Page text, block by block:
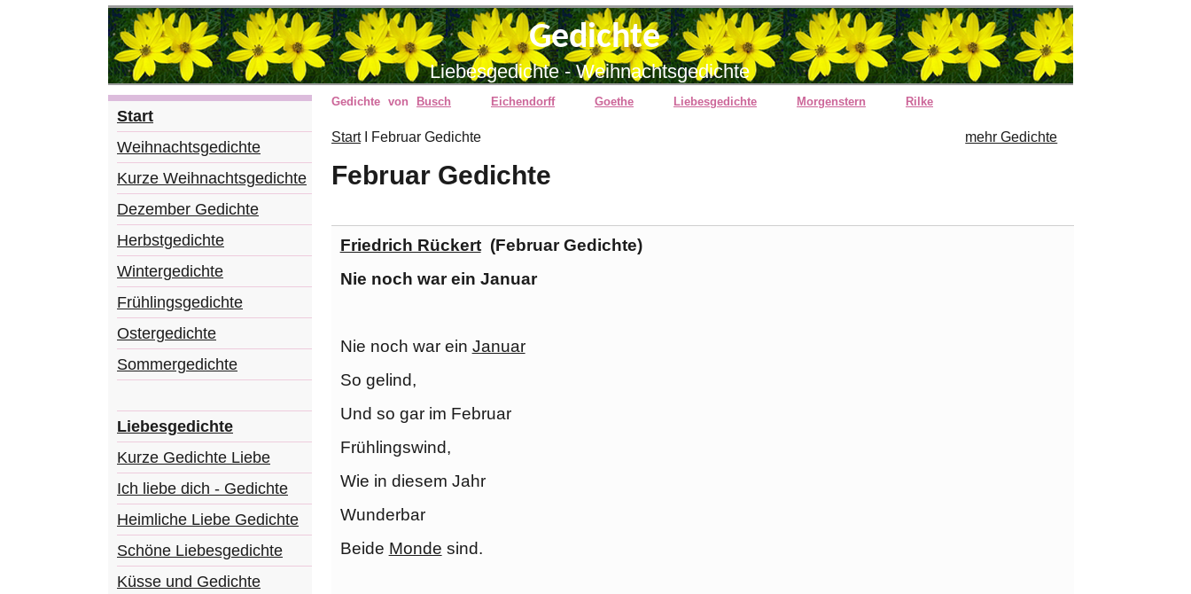
Gedichte
Liebesgedichte - Weihnachtsgedichte
Start
Weihnachtsgedichte
Kurze Weihnachtsgedichte
Dezember Gedichte
Herbstgedichte
Wintergedichte
Frühlingsgedichte
Ostergedichte
Sommergedichte
Liebesgedichte
Kurze Gedichte Liebe
Ich liebe dich - Gedichte
Heimliche Liebe Gedichte
Schöne Liebesgedichte
Küsse und Gedichte
Gedichte von Busch Eichendorff Goethe Liebesgedichte Morgenstern Rilke
StartI Februar Gedichte mehr Gedichte
Februar Gedichte
Friedrich Rückert(Februar Gedichte)
Nie noch war ein Januar
Nie noch war ein Januar
So gelind,
Und so gar im Februar
Frühlingswind,
Wie in diesem Jahr
Wunderbar
Beide Monde sind.